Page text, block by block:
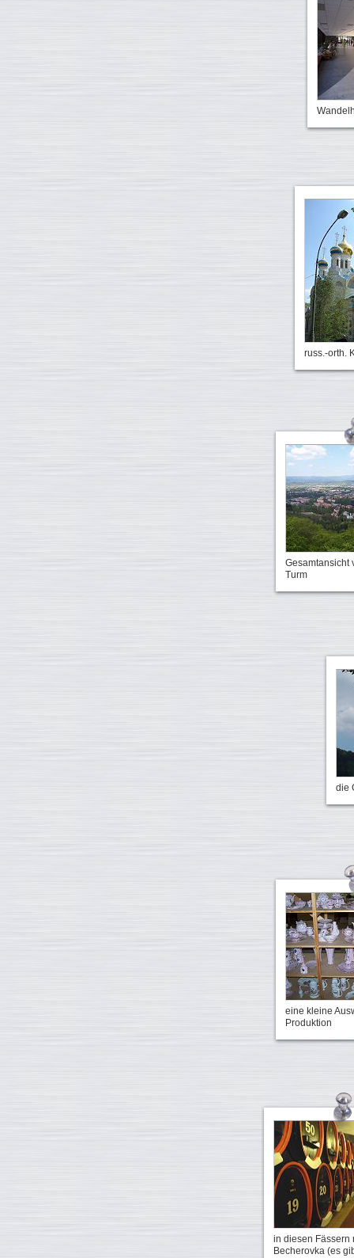
russ.-orth.
Gesamtansicht
Turm
die
eine kleine
Produktion
in diesen Fässern
Becherovka (es